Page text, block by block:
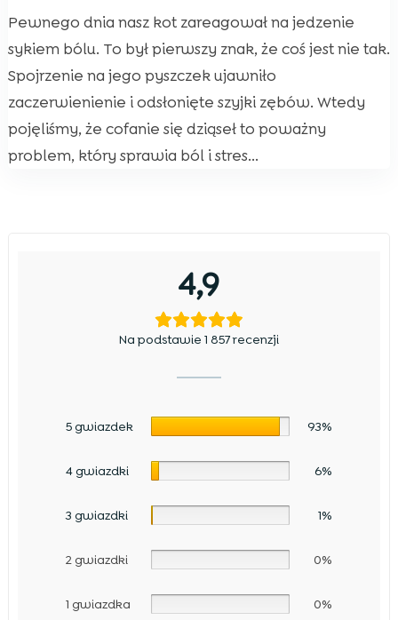
Pewnego dnia nasz kot zareagował na jedzenie
sykiem bólu. To był pierwszy znak, że coś jest nie tak.
Spojrzenie na jego pyszczek ujawniło
zaczerwienienie i odsłonięte szyjki zębów. Wtedy
pojęliśmy, że cofanie się dziąseł to poważny
problem, który sprawia ból i stres...
4,9
Na podstawie 1 857 recenzji
5 gwiazdek 93%
4 gwiazdki 6%
3 gwiazdki 1%
2 gwiazdki 0%
1 gwiazdka 0%